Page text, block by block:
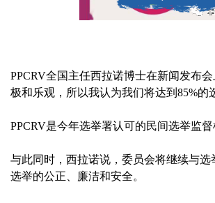
PPCRV全国主任西拉诺博士在新闻发布
极和乐观，所以我认为我们将达到85%的
PPCRV是今年选举署认可的民间选举监督
与此同时，西拉诺说，委员会将继续与选
选举的公正、廉洁和安全。